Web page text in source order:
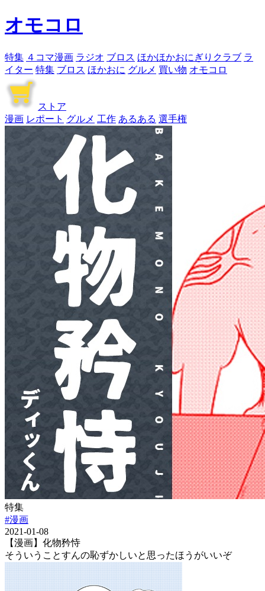
オモコロ
特集 ４コマ漫画 ラジオ ブロス ほかほかおにぎりクラブ ラ
イター 特集 ブロス ほかおに グルメ 買い物 オモコロ
ストア
漫画 レポート グルメ 工作 あるある 選手権
特集
#漫画
2021-01-08
【漫画】化物矜恃
そういうことすんの恥ずかしいと思ったほうがいいぞ